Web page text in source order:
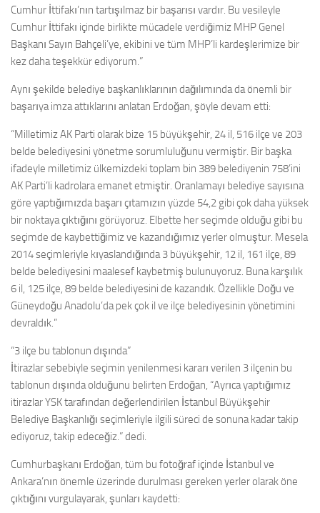
Cumhur İttifakı’nın tartışılmaz bir başarısı vardır. Bu vesileyle
Cumhur İttifakı içinde birlikte mücadele verdiğimiz MHP Genel
Başkanı Sayın Bahçeli’ye, ekibini ve tüm MHP’li kardeşlerimize bir
kez daha teşekkür ediyorum.”
Aynı şekilde belediye başkanlıklarının dağılımında da önemli bir
başarıya imza attıklarını anlatan Erdoğan, şöyle devam etti:
“Milletimiz AK Parti olarak bize 15 büyükşehir, 24 il, 516 ilçe ve 203
belde belediyesini yönetme sorumluluğunu vermiştir. Bir başka
ifadeyle milletimiz ülkemizdeki toplam bin 389 belediyenin 758’ini
AK Parti’li kadrolara emanet etmiştir. Oranlamayı belediye sayısına
göre yaptığımızda başarı çıtamızın yüzde 54,2 gibi çok daha yüksek
bir noktaya çıktığını görüyoruz. Elbette her seçimde olduğu gibi bu
seçimde de kaybettiğimiz ve kazandığımız yerler olmuştur. Mesela
2014 seçimleriyle kıyaslandığında 3 büyükşehir, 12 il, 161 ilçe, 89
belde belediyesini maalesef kaybetmiş bulunuyoruz. Buna karşılık
6 il, 125 ilçe, 89 belde belediyesini de kazandık. Özellikle Doğu ve
Güneydoğu Anadolu’da pek çok il ve ilçe belediyesinin yönetimini
devraldık.”
“3 ilçe bu tablonun dışında”
İtirazlar sebebiyle seçimin yenilenmesi kararı verilen 3 ilçenin bu
tablonun dışında olduğunu belirten Erdoğan, “Ayrıca yaptığımız
itirazlar YSK tarafından değerlendirilen İstanbul Büyükşehir
Belediye Başkanlığı seçimleriyle ilgili süreci de sonuna kadar takip
ediyoruz, takip edeceğiz.” dedi.
Cumhurbaşkanı Erdoğan, tüm bu fotoğraf içinde İstanbul ve
Ankara’nın önemle üzerinde durulması gereken yerler olarak öne
çıktığını vurgulayarak, şunları kaydetti: